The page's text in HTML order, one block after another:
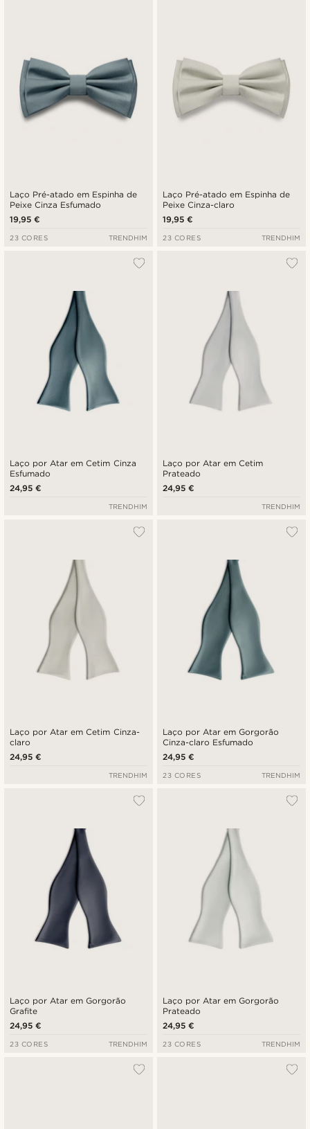
Laço Pré-atado em Espinha de
Peixe Cinza Esfumado
19,95 €
23 CORES TRENDHIM
Laço Pré-atado em Espinha de
Peixe Cinza-claro
19,95 €
23 CORES TRENDHIM
Laço por Atar em Cetim Cinza
Esfumado
24,95 €
TRENDHIM
Laço por Atar em Cetim
Prateado
24,95 €
TRENDHIM
Laço por Atar em Cetim Cinza-
claro
24,95 €
TRENDHIM
Laço por Atar em Gorgorão
Cinza-claro Esfumado
24,95 €
23 CORES TRENDHIM
Laço por Atar em Gorgorão
Grafite
24,95 €
23 CORES TRENDHIM
Laço por Atar em Gorgorão
Prateado
24,95 €
23 CORES TRENDHIM